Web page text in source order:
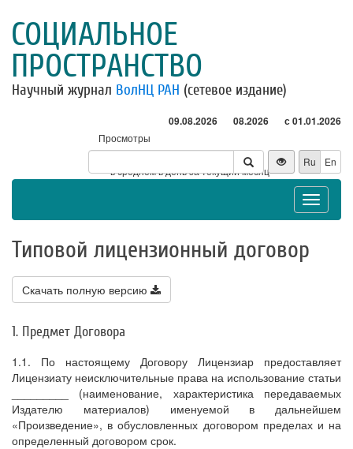
СОЦИАЛЬНОЕ
ПРОСТРАНСТВО
Научный журнал ВолНЦ РАН (сетевое издание)
09.08.2026 08.2026 с 01.01.2026
Просмотры
Посетители
* - в среднем в день за текущий месяц
Ru En
Toggle
Типовой лицензионный договор
Скачать полную версию
1. Предмет Договора
1.1. По настоящему Договору Лицензиар предоставляет
Лицензиату неисключительные права на использование статьи
_________ (наименование, характеристика передаваемых
Издателю материалов) именуемой в дальнейшем
«Произведение», в обусловленных договором пределах и на
определенный договором срок.